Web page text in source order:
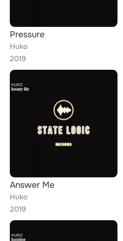
Pressure
Huko
2019
Answer Me
Huko
2019